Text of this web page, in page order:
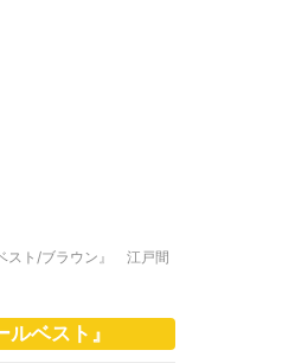
スト/ブラウン』 江戸間
ルベスト』